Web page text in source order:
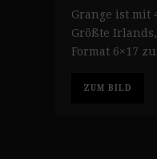
Grange ist mit
Größte
Format 6×17
ZUM BILD